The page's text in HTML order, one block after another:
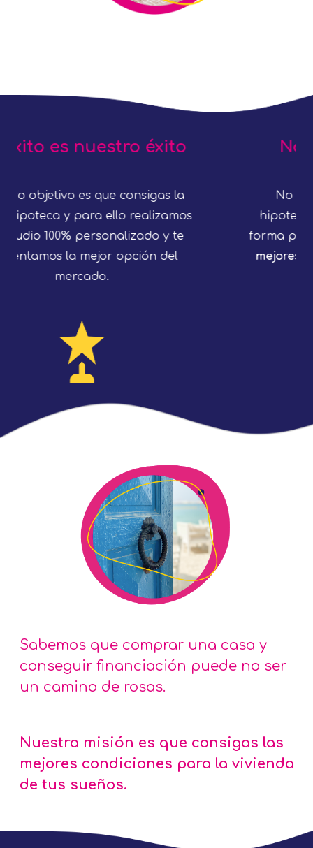
No eres un número
No somos un comparador de
hipotecas y tratamos cada caso de
forma personalizada.Negociamos las
mejores condiciones contra viento y
Sabemos que comprar una casa y
conseguir financiación puede no ser
un camino de rosas.
Nuestra misión es que consigas las
mejores condiciones para la vivienda
de tus sueños.